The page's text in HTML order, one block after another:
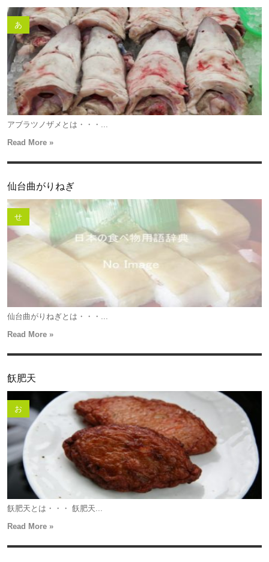
あ
アブラツノザメとは・・・...
Read More »
仙台曲がりねぎ
せ
仙台曲がりねぎとは・・・...
Read More »
飫肥天
お
飫肥天とは・・・ 飫肥天...
Read More »